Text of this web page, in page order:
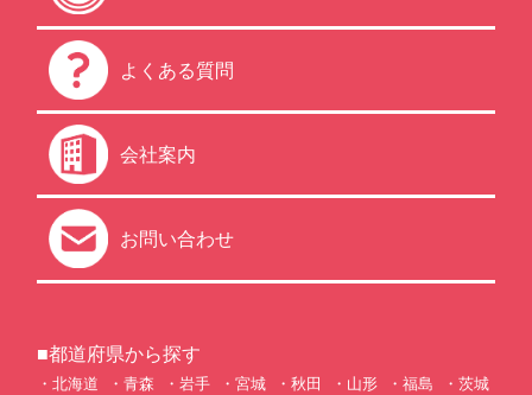
よくある質問
会社案内
お問い合わせ
■都道府県から探す
北海道 青森 岩手 宮城 秋田 山形 福島
茨城